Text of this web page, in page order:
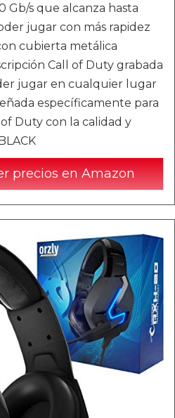
Gb/s que alcanza hasta
jugar con más rapidez
cubierta metálica
Call of Duty grabada
jugar en cualquier lugar
específicamente para
Duty con la calidad y
precios en Amazon